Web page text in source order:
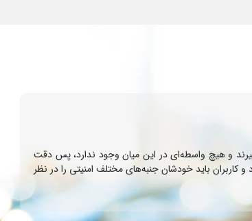
و هیچ واسطه‌ای در این میان وجود ندارد، پس دقت
کاربران باید خودشان جنبه‌های مختلف امنیتی را در نظر